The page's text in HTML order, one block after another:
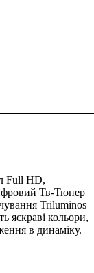
Full HD,
Тв-Тюнер
Triluminos
яскраві кольори,
в динаміку.